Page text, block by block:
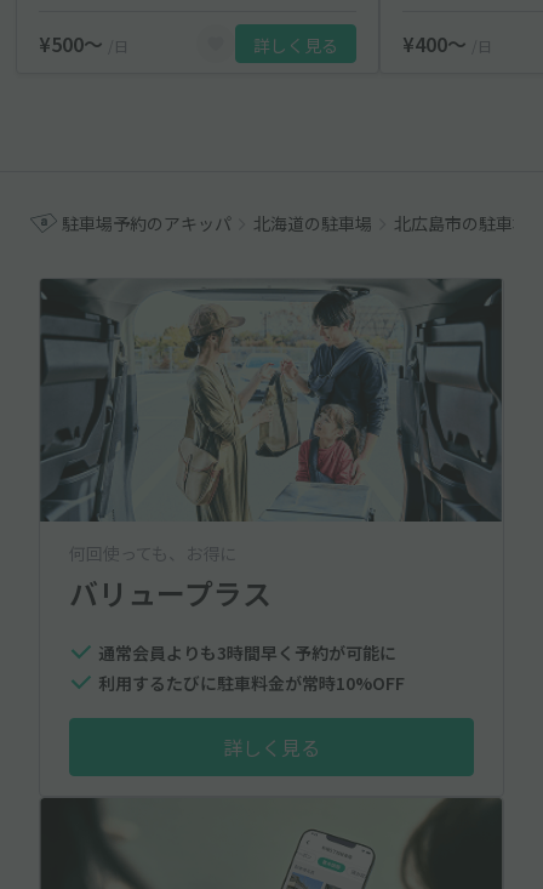
¥500〜 /日 詳しく見る ¥400〜 /日
駐車場予約のアキッパ 北海道の駐車場 北広島市の駐車場
何回使っても、お得に
バリュープラス
通常会員よりも3時間早く予約が可能に
利用するたびに駐車料金が常時10%OFF
詳しく見る